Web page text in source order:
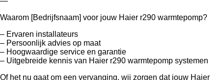
Waarom [Bedrijfsnaam] voor jouw Haier r290 warmtepomp?
– Ervaren installateurs
– Persoonlijk advies op maat
– Hoogwaardige service en garantie
– Uitgebreide kennis van Haier r290 warmtepomp systemen
Of het nu gaat om een vervanging, wij zorgen dat jouw Haier